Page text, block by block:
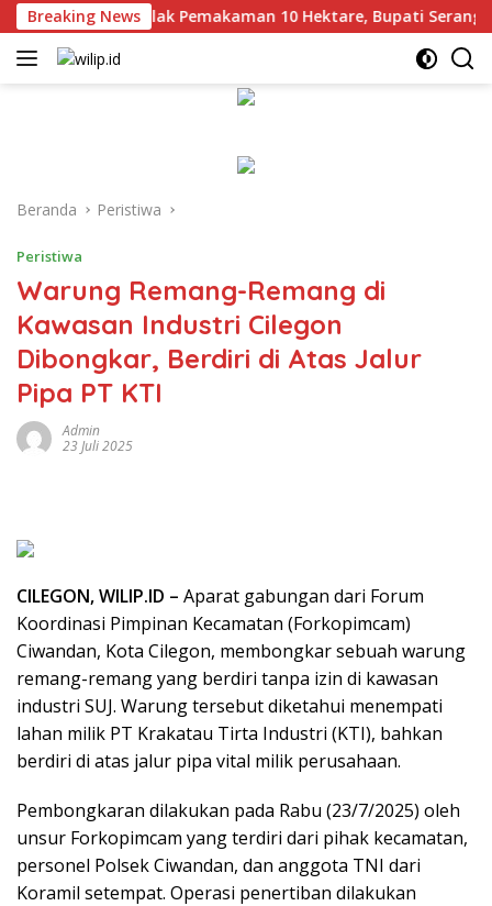
Langsung
ke
konten
Breaking NewsTolak Pemakaman 10 Hektare, Bupati Serang
Beranda Peristiwa
Peristiwa
Warung Remang-Remang di
Kawasan Industri Cilegon
Dibongkar, Berdiri di Atas Jalur
Pipa PT KTI
Admin
23 Juli 2025
CILEGON, WILIP.ID – Aparat gabungan dari Forum
Koordinasi Pimpinan Kecamatan (Forkopimcam)
Ciwandan, Kota Cilegon, membongkar sebuah warung
remang-remang yang berdiri tanpa izin di kawasan
industri SUJ. Warung tersebut diketahui menempati
lahan milik PT Krakatau Tirta Industri (KTI), bahkan
berdiri di atas jalur pipa vital milik perusahaan.
Pembongkaran dilakukan pada Rabu (23/7/2025) oleh
unsur Forkopimcam yang terdiri dari pihak kecamatan,
personel Polsek Ciwandan, dan anggota TNI dari
Koramil setempat. Operasi penertiban dilakukan